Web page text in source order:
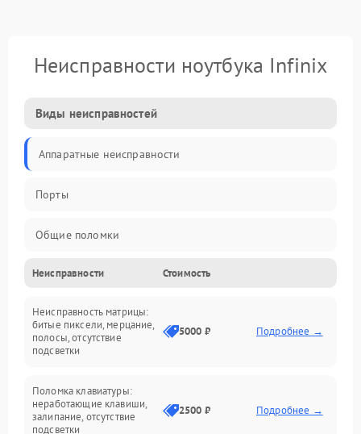
Неисправности ноутбука Infinix
Виды неисправностей
Аппаратные неисправности
Порты
Общие поломки
Устройства
Программные ошибки
Электрические и системные сбои
Интерфейсные проблемы
Неисправности Стоимость
Неисправность матрицы:
битые пиксели, мерцание,
полосы, отсутствие
подсветки
5000 ₽ Подробнее →
Поломка клавиатуры:
неработающие клавиши,
залипание, отсутствие
подсветки
2500 ₽ Подробнее →